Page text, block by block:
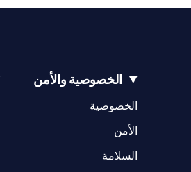
الخصوصية والأمن
الخصوصية
الأمن
السلامة